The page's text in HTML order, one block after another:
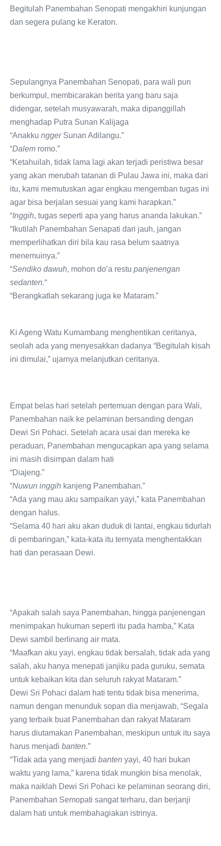
Begitulah Panembahan Senopati mengakhiri kunjungan
dan segera pulang ke Keraton.
Sepulangnya Panembahan Senopati, para wali pun
berkumpul, membicarakan berita yang baru saja
didengar, setelah musyawarah, maka dipanggillah
menghadap Putra Sunan Kalijaga
“Anakku nggerSunan Adilangu.”
“Dalem romo.”
“Ketahuilah, tidak lama lagi akan terjadi peristiwa besar
yang akan merubah tatanan di Pulau Jawa ini, maka dari
itu, kami memutuskan agar engkau mengemban tugas ini
agar bisa berjalan sesuai yang kami harapkan.”
“Inggih, tugas seperti apa yang harus ananda lakukan.”
“Ikutilah Panembahan Senapati dari jauh, jangan
memperlihatkan diri bila kau rasa belum saatnya
menemuinya.”
“Sendiko dawuh, mohon do’a restu panjenengan
sedanten.“
“Berangkatlah sekarang juga ke Mataram.”
Ki Ageng Watu Kumambang menghentikan ceritanya,
seolah ada yang menyesakkan dadanya “Begitulah kisah
ini dimulai,” ujarnya melanjutkan ceritanya.
Empat belas hari setelah pertemuan dengan para Wali,
Panembahan naik ke pelaminan bersanding dengan
Dewi Sri Pohaci. Setelah acara usai dan mereka ke
peraduan, Panembahan mengucapkan apa yang selama
ini masih disimpan dalam hati
“Diajeng.”
“Nuwun inggih kanjeng Panembahan.”
“Ada yang mau aku sampaikan yayi,” kata Panembahan
dengan halus.
“Selama 40 hari aku akan duduk di lantai, engkau tidurlah
di pembaringan,” kata-kata itu ternyata menghentakkan
hati dan perasaan Dewi.
“Apakah salah saya Panembahan, hingga panjenengan
menimpakan hukuman seperti itu pada hamba,” Kata
Dewi sambil berlinang air mata.
“Maafkan aku yayi, engkau tidak bersalah, tidak ada yang
salah, aku hanya menepati janjiku pada guruku, semata
untuk kebaikan kita dan seluruh rakyat Mataram.”
Dewi Sri Pohaci dalam hati tentu tidak bisa menerima,
namun dengan menunduk sopan dia menjawab, “Segala
yang terbaik buat Panembahan dan rakyat Mataram
harus diutamakan Panembahan, meskipun untuk itu saya
harus menjadi banten.”
“Tidak ada yang menjadi banten yayi, 40 hari bukan
waktu yang lama,” karena tidak mungkin bisa menolak,
maka naiklah Dewi Sri Pohaci ke pelaminan seorang diri,
Panembahan Semopati sangat terharu, dan berjanji
dalam hati untuk membahagiakan istrinya.